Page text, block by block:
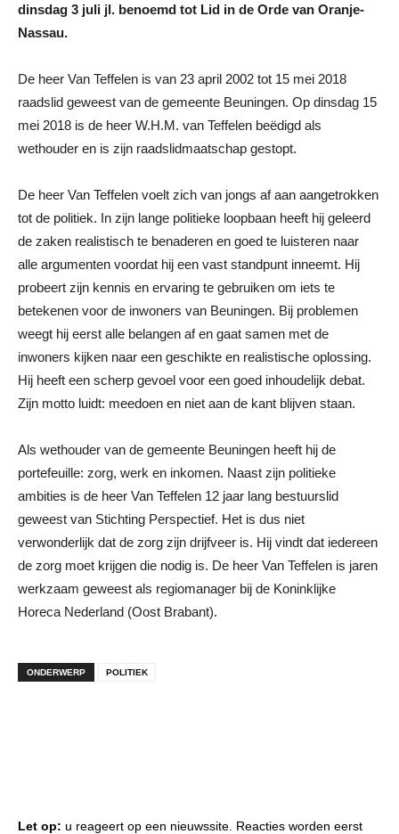
dinsdag 3 juli jl. benoemd tot Lid in de Orde van Oranje-
Nassau.
De heer Van Teffelen is van 23 april 2002 tot 15 mei 2018
raadslid geweest van de gemeente Beuningen. Op dinsdag 15
mei 2018 is de heer W.H.M. van Teffelen beëdigd als
wethouder en is zijn raadslidmaatschap gestopt.
De heer Van Teffelen voelt zich van jongs af aan aangetrokken
tot de politiek. In zijn lange politieke loopbaan heeft hij geleerd
de zaken realistisch te benaderen en goed te luisteren naar
alle argumenten voordat hij een vast standpunt inneemt. Hij
probeert zijn kennis en ervaring te gebruiken om iets te
betekenen voor de inwoners van Beuningen. Bij problemen
weegt hij eerst alle belangen af en gaat samen met de
inwoners kijken naar een geschikte en realistische oplossing.
Hij heeft een scherp gevoel voor een goed inhoudelijk debat.
Zijn motto luidt: meedoen en niet aan de kant blijven staan.
Als wethouder van de gemeente Beuningen heeft hij de
portefeuille: zorg, werk en inkomen. Naast zijn politieke
ambities is de heer Van Teffelen 12 jaar lang bestuurslid
geweest van Stichting Perspectief. Het is dus niet
verwonderlijk dat de zorg zijn drijfveer is. Hij vindt dat iedereen
de zorg moet krijgen die nodig is. De heer Van Teffelen is jaren
werkzaam geweest als regiomanager bij de Koninklijke
Horeca Nederland (Oost Brabant).
ONDERWERP POLITIEK
Let op: u reageert op een nieuwssite. Reacties worden eerst